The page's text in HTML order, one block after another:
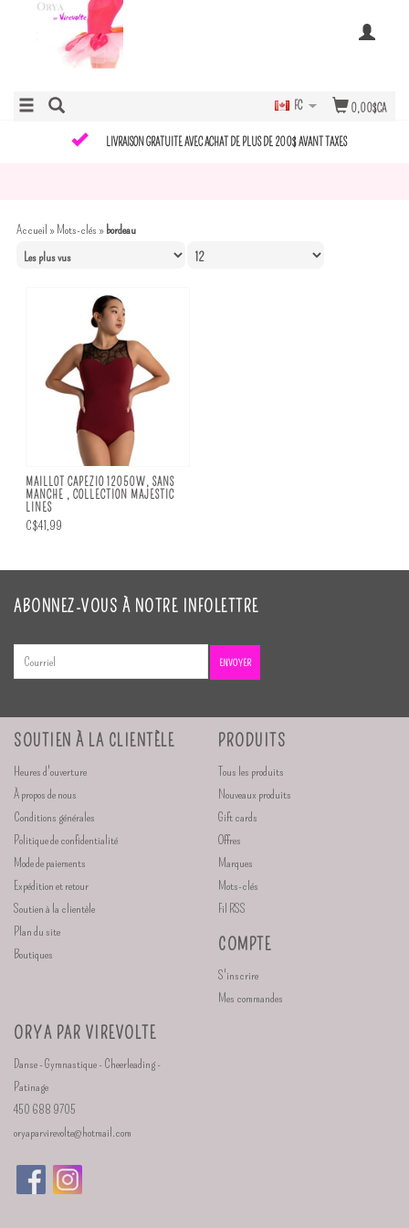
0,00$CA
FC
LIVRAISON GRATUITE AVEC ACHAT DE PLUS DE 200$ AVANT TAXES
Accueil »Mots-clés » bordeau
MAILLOT CAPEZIO 12050W, SANS
MANCHE , COLLECTION MAJESTIC
LINES
C$41,99
ABONNEZ-VOUS À NOTRE INFOLETTRE
ENVOYER
SOUTIEN À LA CLIENTÈLE
Heures d'ouverture
À propos de nous
Conditions générales
Politique de confidentialité
Mode de paiements
Expédition et retour
Soutien à la clientèle
Plan du site
Boutiques
PRODUITS
Tous les produits
Nouveaux produits
Gift cards
Offres
Marques
Mots-clés
Fil RSS
COMPTE
S'inscrire
Mes commandes
ORYA PAR VIREVOLTE
Danse - Gymnastique - Cheerleading -
Patinage
450 688 9705
oryaparvirevolte@hotmail.com